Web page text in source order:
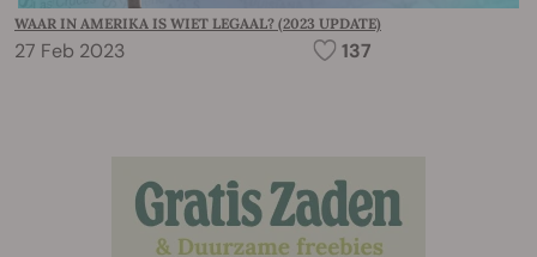
WAAR IN AMERIKA IS WIET LEGAAL? (2023 UPDATE)
27 Feb 2023 137